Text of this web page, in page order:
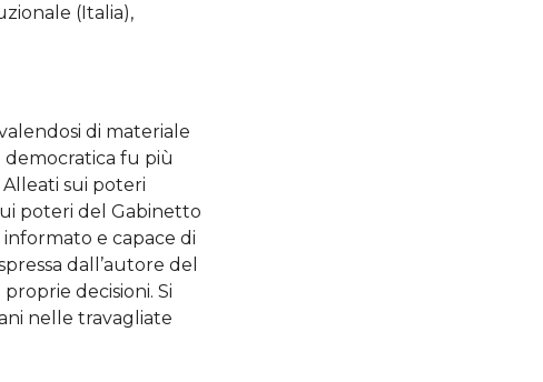
Creative
e il riutilizzo di
a condizione che il
sia opportunamente
e che qualsiasi
derivata sia resa
con “la stessa
o una licenza simile o
(Italia),
di materiale
democratica fu più
sui poteri
poteri del Gabinetto
e capace di
dall’autore del
decisioni. Si
nelle travagliate